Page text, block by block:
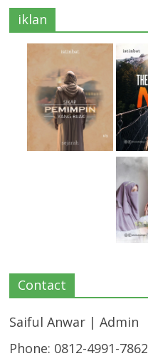
iklan
Contact
Saiful Anwar | Admin
Phone: 0812-4991-7862